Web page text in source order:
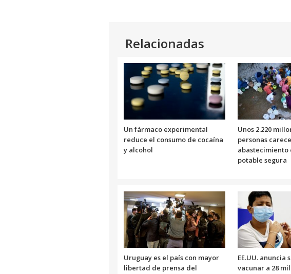
Relacionadas
Un fármaco experimental
reduce el consumo de cocaína
y alcohol
Unos 2.220
personas
abastecimiento
potable segura
Uruguay es el país con mayor
libertad de prensa del
EE.UU. anuncia
vacunar a 28